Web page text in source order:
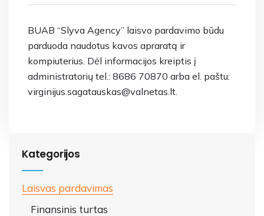
BUAB “Slyva Agency” laisvo pardavimo būdu
parduoda naudotus kavos apraratą ir
kompiuterius. Dėl informacijos kreiptis į
administratorių tel.: 8686 70870 arba el. paštu:
virginijus.sagatauskas@valnetas.lt.
Kategorijos
Laisvas pardavimas
Finansinis turtas